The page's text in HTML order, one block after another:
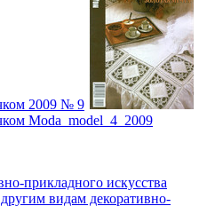
2009 № 9
Moda_model_4_2009
прикладного искусства
видам декоративно-